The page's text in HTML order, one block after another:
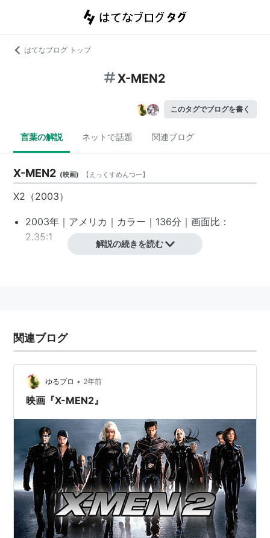
はてなブログ トップ
X-MEN2
このタグでブログを書く
言葉の解説 ネットで話題 関連ブログ
X-MEN2 (映画) 【 えっくすめんつー】
X2（2003）
2003年｜アメリカ｜カラー｜136分｜画面比：
2.35:1
脚本：マイケル・ドハティ
ブライアン・シンガー
原案：
原作：
撮影：
ニュートン・トーマス・サイジェル
編集：
ジョン・オットマン 、エリオット・グレアム
音楽： ジョン・オットマン]]
キャスト
ウルヴァリン（ローガン）……………………………ヒュ
ー・ジャックマン
プロフェッサーX（チャールズ・エグゼビア）……パ
解説の続きを読む
関連ブログ
ゆるブロ • 2年前
映画『X-MEN2』